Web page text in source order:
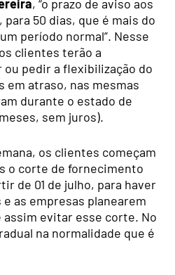
, “o prazo de aviso aos
50 dias, que é mais do
período normal”. Nesse
clientes terão a
pedir a flexibilização do
em atraso, nas mesmas
durante o estado de
sem juros).
os clientes começam
o corte de fornecimento
de 01 de julho, para haver
as empresas planearem
assim evitar esse corte. No
na normalidade que é